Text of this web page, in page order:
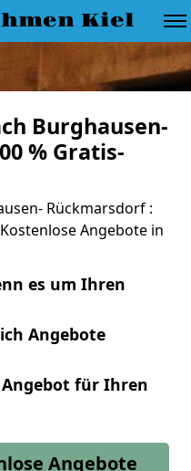
Kiel
Burghausen-
% Gratis-
Rückmarsdorf :
Angebote in
es um Ihren
Angebote
Angebot für Ihren
Angebote